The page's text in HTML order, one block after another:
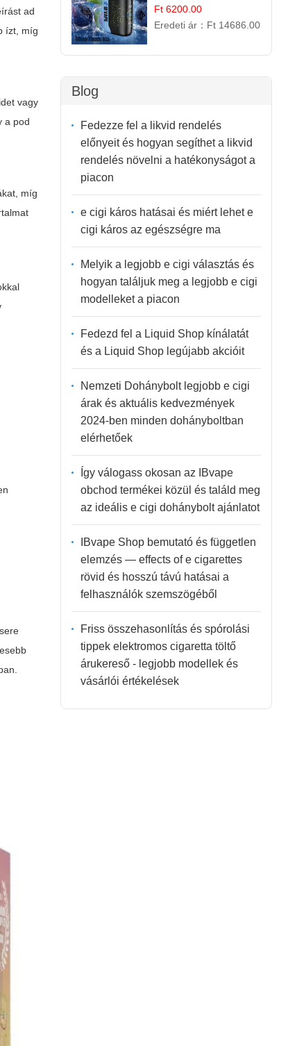
ad
ízt, míg
vagy
a pod
míg
cigaretta
Ft 6200.00
Eredeti ár： Ft 14686.00
Blog
Fedezze fel a likvid rendelés
előnyeit és hogyan segíthet a likvid
rendelés növelni a hatékonyságot a
piacon
e cigi káros hatásai és miért lehet e
cigi káros az egészségre ma
Melyik a legjobb e cigi választás és
hogyan találjuk meg a legjobb e cigi
modelleket a piacon
Fedezd fel a Liquid Shop kínálatát
és a Liquid Shop legújabb akcióit
Nemzeti Dohánybolt legjobb e cigi
árak és aktuális kedvezmények
2024-ben minden dohányboltban
elérhetőek
Így válogass okosan az IBvape
obchod termékei közül és találd meg
az ideális e cigi dohánybolt ajánlatot
IBvape Shop bemutató és független
elemzés — effects of e cigarettes
rövid és hosszú távú hatásai a
felhasználók szemszögéből
Friss összehasonlítás és spórolási
tippek elektromos cigaretta töltő
árukereső - legjobb modellek és
vásárlói értékelések